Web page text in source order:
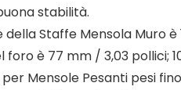
stabilità.
Staffe Mensola Muro è
foro è 77 mm / 3,03 pollici;
Mensole Pesanti pesi